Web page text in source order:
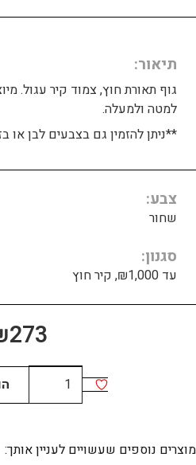
תיאור
גוף תאורת חוץ, צמוד קיר עגול.
למטה ולמעלה.
**ניתן להזמין גם בצבעים לבן או
צבע
שחור
סגנון
עד ₪1,000, קיר חוץ
273
כמות
של
עגול
מוצרים נוספים שעשויים לעניין אותך: